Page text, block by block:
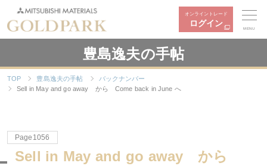
オンライントレード
ログイン
MENU
豊島逸夫の手帖
TOP 豊島逸夫の手帖
バックナンバー
Sell in May and go away から Come back in June へ
Page1056
Sell in May and go away から